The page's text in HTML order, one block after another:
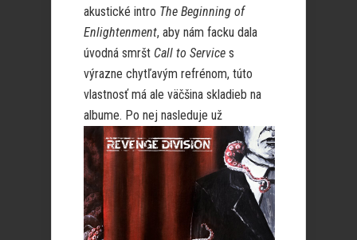
akustické intro The Beginning of
Enlightenment, aby nám facku dala
úvodná smršt Call to Service s
výrazne chytľavým refrénom, túto
vlastnosť má ale väčšina skladieb na
albume. Po nej nasleduje už